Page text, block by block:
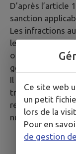
D’après l’article
sanction
Les infractions
les agents de
ou agents de
gendarmes).
Il faut
troubles du
responsabilité
nuisances
Ce site web
un petit
lors de la
Pour en
de gestion